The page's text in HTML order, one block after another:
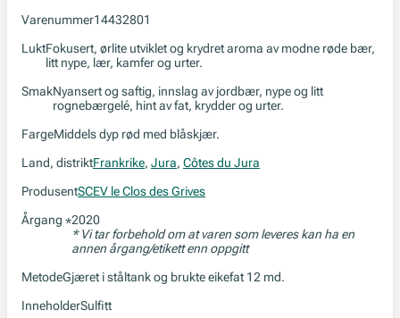
Varenummer14432801
LuktFokusert, ørlite utviklet og krydret aroma av modne røde bær,
litt nype, lær, kamfer og urter.
SmakNyansert og saftig, innslag av jordbær, nype og litt
rognebærgelé, hint av fat, krydder og urter.
FargeMiddels dyp rød med blåskjær.
Land, distriktFrankrike, Jura, Côtes du Jura
ProdusentSCEV le Clos des Grives
Årgang *2020
* Vi tar forbehold om at varen som leveres kan ha en
annen årgang/etikett enn oppgitt
MetodeGjæret i ståltank og brukte eikefat 12 md.
InneholderSulfitt